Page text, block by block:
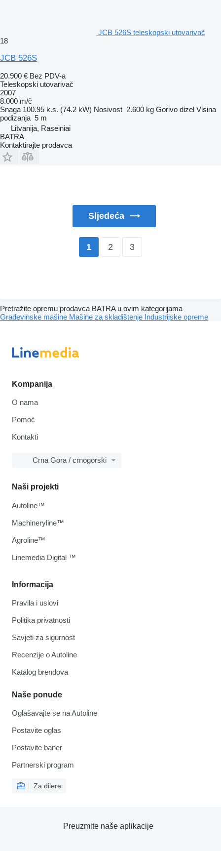
JCB 526S teleskopski utovarivač
18
JCB 526S
20.900 € Bez PDV-a
Teleskopski utovarivač
2007
8.000 m/č
Snaga 100.95 k.s. (74.2 kW) Nosivost 2.600 kg Gorivo dizel Visina
podizanja 5 m
Litvanija, Raseiniai
BATRA
Kontaktirajte prodavca
Sljedeća
1 2 3
Pretražite opremu prodavca BATRA u ovim kategorijama
Građevinske mašine Mašine za skladištenje Industrijske opreme
Kompanija
O nama
Pomoć
Kontakti
Crna Gora / crnogorski
Informacija
Pravila i uslovi
Politika privatnosti
Savjeti za sigurnost
Recenzije o Autoline
Katalog brendova
Naše ponude
Oglašavajte se na Autoline
Postavite oglas
Postavite baner
Partnerski program
Za dilere
Naši projekti
Autoline™
Machineryline™
Agroline™
Linemedia Digital ™
Preuzmite naše aplikacije